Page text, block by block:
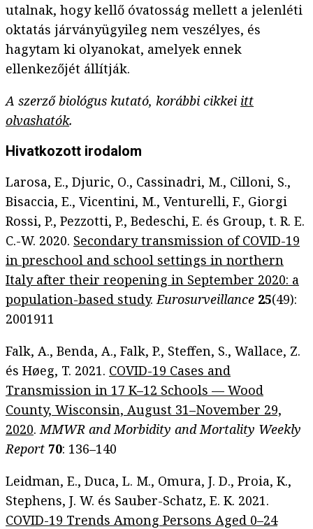
utalnak, hogy kellő óvatosság mellett a jelenléti
oktatás járványügyileg nem veszélyes, és
hagytam ki olyanokat, amelyek ennek
ellenkezőjét állítják.
A szerző biológus kutató, korábbi cikkei itt
olvashatók.
Hivatkozott irodalom
Larosa, E., Djuric, O., Cassinadri, M., Cilloni, S.,
Bisaccia, E., Vicentini, M., Venturelli, F., Giorgi
Rossi, P., Pezzotti, P., Bedeschi, E. és Group, t. R. E.
C.-W. 2020. Secondary transmission of COVID-19
in preschool and school settings in northern
Italy after their reopening in September 2020: a
population-based study.Eurosurveillance 25(49):
2001911
Falk, A., Benda, A., Falk, P., Steffen, S., Wallace, Z.
és Høeg, T. 2021. COVID-19 Cases and
Transmission in 17 K–12 Schools — Wood
County, Wisconsin, August 31–November 29,
2020.MMWR and Morbidity and Mortality Weekly
Report 70: 136–140
Leidman, E., Duca, L. M., Omura, J. D., Proia, K.,
Stephens, J. W. és Sauber-Schatz, E. K. 2021.
COVID-19 Trends Among Persons Aged 0–24